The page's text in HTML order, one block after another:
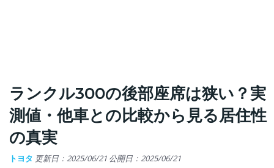
ランクル300の後部座席は狭い？実
測値・他車との比較から見る居住性
の真実
トヨタ 更新日：2025/06/21 公開日：2025/06/21